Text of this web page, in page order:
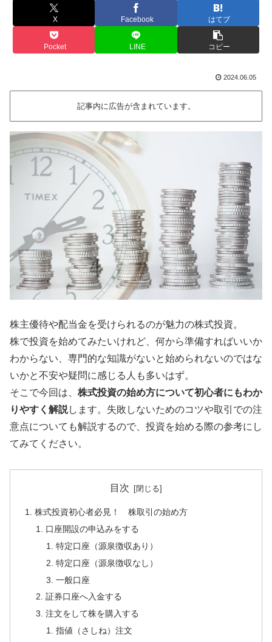
X Facebook はてブ
Pocket LINE コピー
2024.06.05
記事内に広告が含まれています。
株主優待や配当金を受けられるのが魅力の株式投資。
株で投資を始めてみたいけれど、何から準備すればいいか
わからない、専門的な知識がないと始められないのではな
いかと不安や疑問に感じる人も多いはず。
そこで今回は、 株式投資の始め方について初心者にもわか
りやすく解説します。失敗しないためのコツや取引での注
意点についても解説するので、投資を始める際の参考にし
てみてください。
目次
株式投資初心者必見！ 株取引の始め方
口座開設の申込みをする
特定口座（源泉徴収あり）
特定口座（源泉徴収なし）
一般口座
証券口座へ入金する
注文をして株を購入する
指値（さしね）注文